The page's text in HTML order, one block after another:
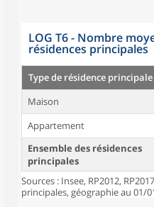
LOG T6 - Nombre
résidences principales
Type de résidence principale
Maison
Appartement
Ensemble des résidences
principales
Sources : Insee, RP2012,
principales, géographie au 01/